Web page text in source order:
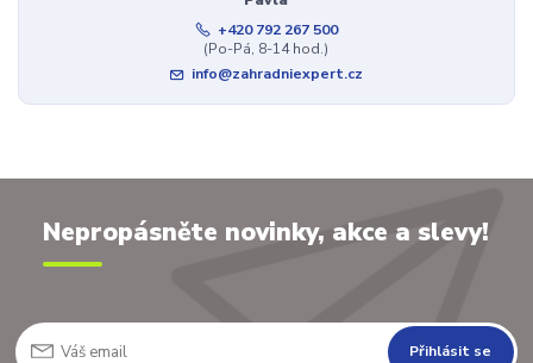
+420 792 267 500
(Po-Pá, 8-14 hod.)
info@zahradniexpert.cz
Nepropásněte novinky, akce a slevy!
Přihlásit se